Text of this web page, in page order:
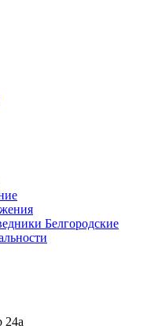
Белгородские
24а